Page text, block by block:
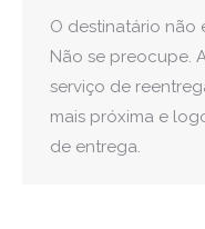
O destinatário não
Não se preocupe.
serviço de
mais próxima e
de entrega.